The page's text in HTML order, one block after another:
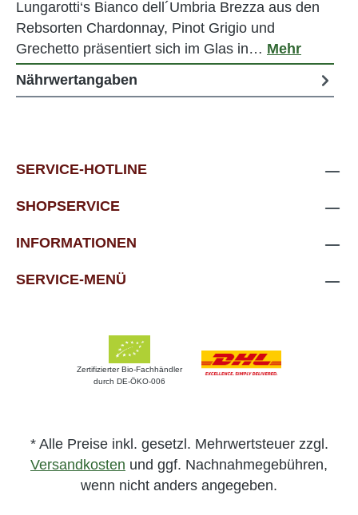
Lungarotti‘s Bianco dell´Umbria Brezza aus den
Rebsorten Chardonnay, Pinot Grigio und
Grechetto präsentiert sich im Glas in… Mehr
Nährwertangaben
SERVICE-HOTLINE
SHOPSERVICE
INFORMATIONEN
SERVICE-MENÜ
Zertifizierter Bio-Fachhändler
durch DE-ÖKO-006
* Alle Preise inkl. gesetzl. Mehrwertsteuer zzgl.
Versandkosten und ggf. Nachnahmegebühren,
wenn nicht anders angegeben.